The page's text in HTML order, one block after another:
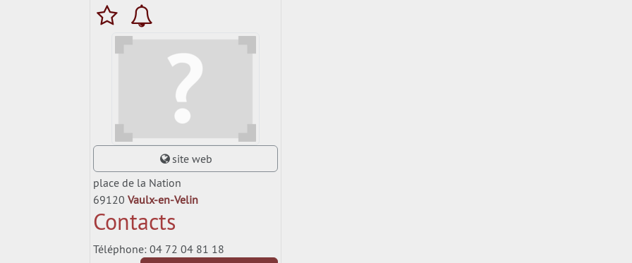
site web
place de la Nation
69120 Vaulx-en-Velin
Contacts
Téléphone: 04 72 04 81 18